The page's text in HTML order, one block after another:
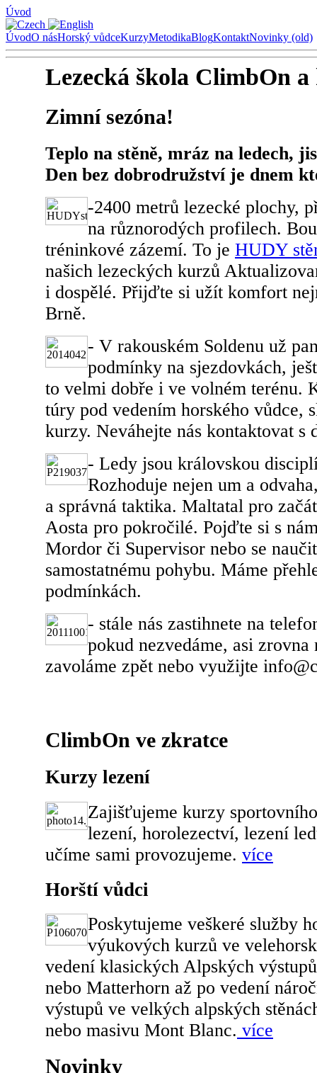
Úvod
ÚvodO násHorský vůdceKurzyMetodikaBlogKontaktNovinky (old)
Lezecká škola ClimbOn
Zimní sezóna!
Teplo na stěně, mráz na ledech,
Den bez dobrodružství je dnem
-2400 metrů lezecké plochy,
na různorodých profilech.
tréninkové zázemí. To je HUDY
našich lezeckých kurzů
i dospělé. Přijďte si užít komfort
Brně.
- V rakouském Soldenu už
podmínky na sjezdovkách,
to velmi dobře i ve volném terénu.
túry pod vedením horského vůdce,
kurzy. Neváhejte nás kontaktovat s
- Ledy jsou královskou
Rozhoduje nejen um a
a správná taktika. Maltatal pro
Aosta pro pokročilé. Pojďte si s
Mordor či Supervisor nebo se
samostatnému pohybu. Máme
podmínkách.
- stále nás zastihnete na
pokud nezvedáme, asi zrovna
zavoláme zpět nebo využijte
ClimbOn ve zkratce
Kurzy lezení
Zajišťujeme kurzy
lezení, horolezectví, lezení
učíme sami provozujeme. více
Horští vůdci
Poskytujeme veškeré služby
výukových kurzů ve
vedení klasických Alpských
nebo Matterhorn až po vedení
výstupů ve velkých alpských
nebo masivu Mont Blanc. více
Novinky